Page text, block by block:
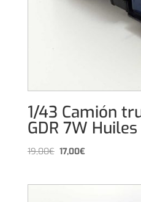
1/43 Camión
GDR 7W Huiles
19,00€El17,00€El